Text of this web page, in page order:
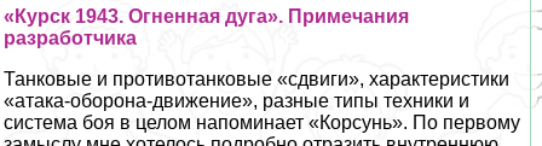
«Курск 1943. Огненная дуга». Примечания
разработчика
Танковые и противотанковые «сдвиги», хаpaктеристики
«атака-оборона-движение», разные типы техники и
система боя в целом напоминает «Корсунь». По первому